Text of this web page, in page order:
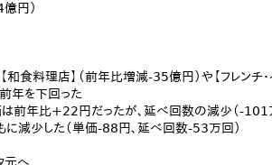
円）
食料理店】（前年比増減-35億円）や【フレンチ
年を下回った
前年比+22円だったが、延べ回数の減少（-101万
に減少した（単価-88円、延べ回数-53万回）